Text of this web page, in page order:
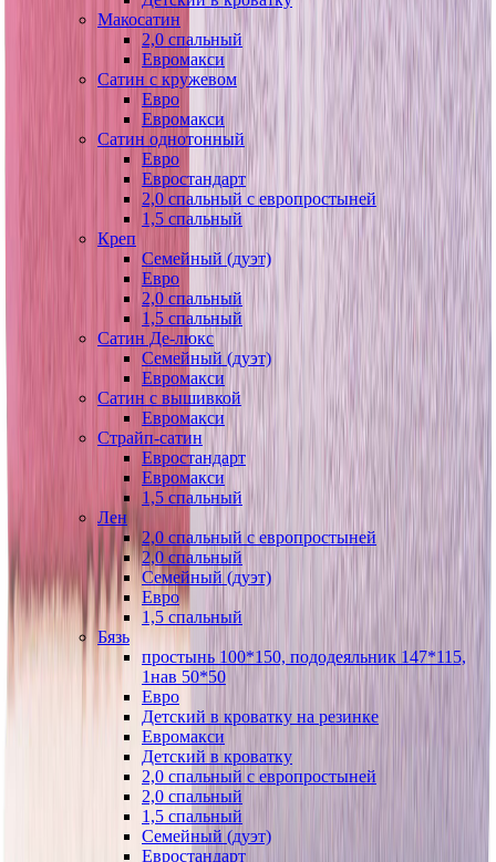
Макосатин
2,0 спальный
Евромакси
Сатин с кружевом
Евро
Евромакси
Сатин однотонный
Евро
Евростандарт
2,0 спальный с европростыней
1,5 спальный
Креп
Семейный (дуэт)
Евро
2,0 спальный
1,5 спальный
Сатин Де-люкс
Семейный (дуэт)
Евромакси
Сатин с вышивкой
Евромакси
Страйп-сатин
Евростандарт
Евромакси
1,5 спальный
Лен
2,0 спальный с европростыней
2,0 спальный
Семейный (дуэт)
Евро
1,5 спальный
Бязь
простынь 100*150, пододеяльник 147*115,
1нав 50*50
Евро
Детский в кроватку на резинке
Евромакси
Детский в кроватку
2,0 спальный с европростыней
2,0 спальный
1,5 спальный
Семейный (дуэт)
Евростандарт